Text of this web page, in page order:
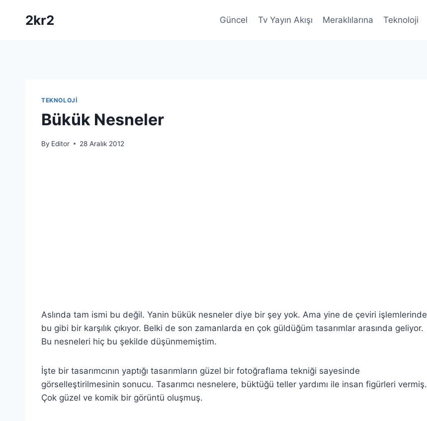
2kr2 Güncel Tv Yayın Akışı Meraklılarına Teknoloji
TEKNOLOJI
Bükük Nesneler
By Editor 28 Aralık 2012
Aslında tam ismi bu değil. Yanin bükük nesneler diye bir şey yok. Ama yine de çeviri işlemlerinde
bu gibi bir karşılık çıkıyor. Belki de son zamanlarda en çok güldüğüm tasarımlar arasında geliyor.
Bu nesneleri hiç bu şekilde düşünmemiştim.
İşte bir tasarımcının yaptığı tasarımların güzel bir fotoğraflama tekniği sayesinde
görselleştirilmesinin sonucu. Tasarımcı nesnelere, büktüğü teller yardımı ile insan figürleri vermiş.
Çok güzel ve komik bir görüntü oluşmuş.